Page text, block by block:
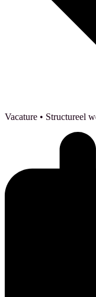
Vacature • Structureel